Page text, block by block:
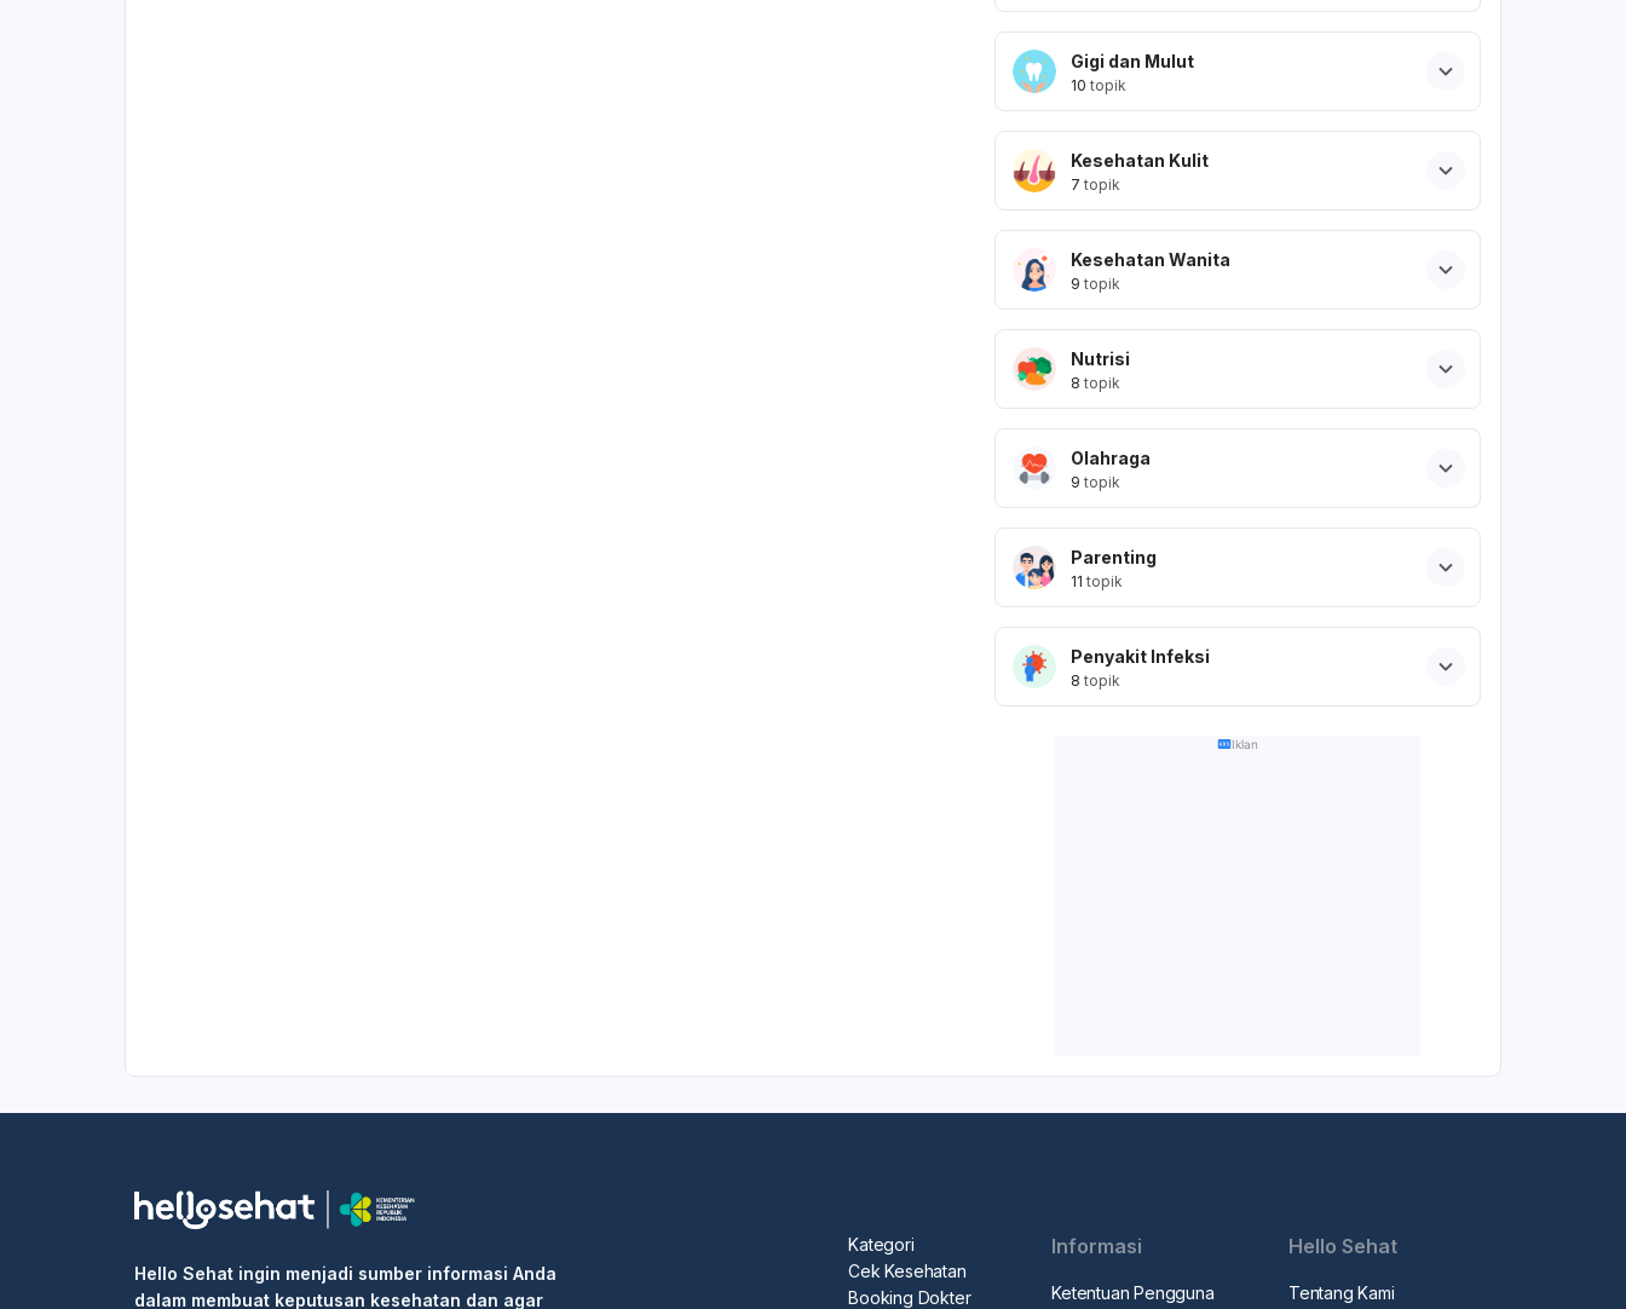
Gigi dan Mulut
10 topik
Kesehatan Kulit
7 topik
Kesehatan Wanita
9 topik
Nutrisi
8 topik
Olahraga
9 topik
Parenting
11 topik
Penyakit Infeksi
8 topik
Iklan
Hello Sehat ingin menjadi sumber informasi Anda
dalam membuat keputusan kesehatan dan agar
Kategori
Cek Kesehatan
Booking Dokter
Informasi
Ketentuan Pengguna
Hello Sehat
Tentang Kami